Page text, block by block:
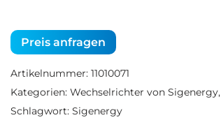
Preis anfragen
Artikelnummer: 11010071
Kategorien: Wechselrichter von Sigenergy,
Schlagwort: Sigenergy